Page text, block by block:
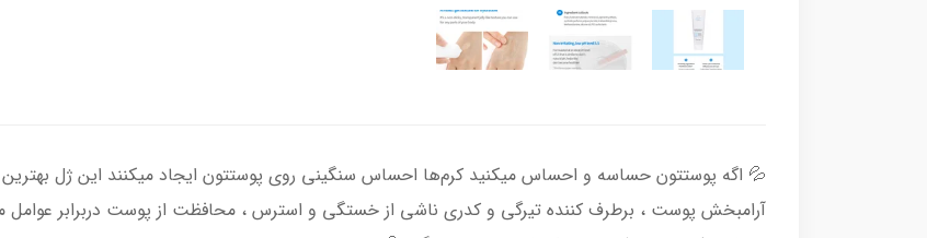
💦 اگه پوستتون حساسه و احساس میکنید کرم‌ها احساس سنگینی روی پوستتون ایجاد میکنند این ژل بهترین
آرامبخش پوست ، برطرف کننده تیرگی و کدری ناشی از خستگی و استرس ، محافظت از پوست دربرابر